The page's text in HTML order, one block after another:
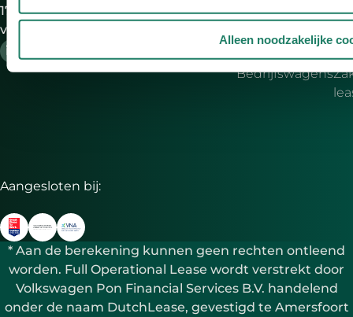
Alleen noodzakelijke
17:30 uur DutchLease is onderdeel
van VWPFS
Aangesloten bij:
Occasions
Bedrijfswagens
* Aan de berekening kunnen geen rechten ontleend
worden. Full Operational Lease wordt verstrekt door
Volkswagen Pon Financial Services B.V. handelend
onder de naam DutchLease, gevestigd te Amersfoort